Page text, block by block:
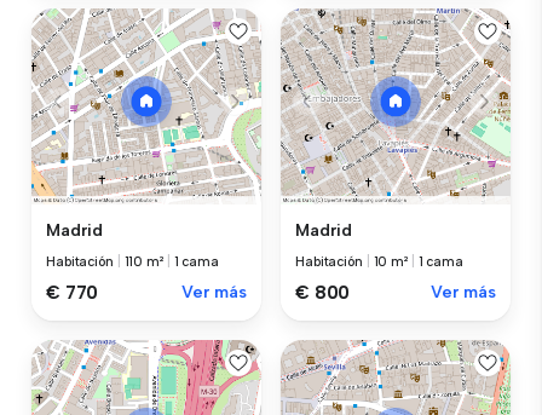
Madrid
Habitación 110 m² 1 cama
€ 770 Ver más
Madrid
Habitación 10 m² 1 cama
€ 800 Ver más